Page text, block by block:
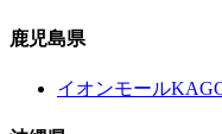
鹿児島県
イオンモール